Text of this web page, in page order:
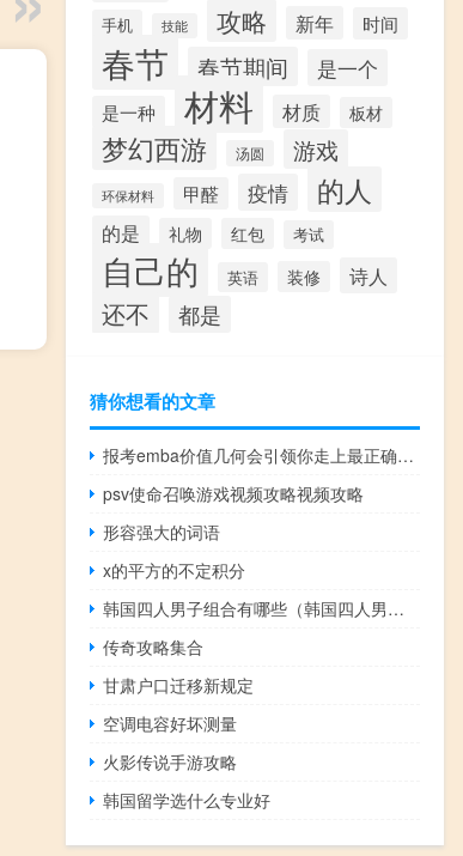
手机 技能 攻略 新年 时间
春节 春节期间 是一个
是一种 材料 材质 板材
梦幻西游 汤圆 游戏
环保材料 甲醛 疫情 的人
的是 礼物 红包 考试
自己的 英语 装修 诗人
还不 都是
猜你想看的文章
报考emba价值几何会引领你走上最正确的职场之路
psv使命召唤游戏视频攻略视频攻略
形容强大的词语
x的平方的不定积分
韩国四人男子组合有哪些（韩国四人男子组合）
传奇攻略集合
甘肃户口迁移新规定
空调电容好坏测量
火影传说手游攻略
韩国留学选什么专业好